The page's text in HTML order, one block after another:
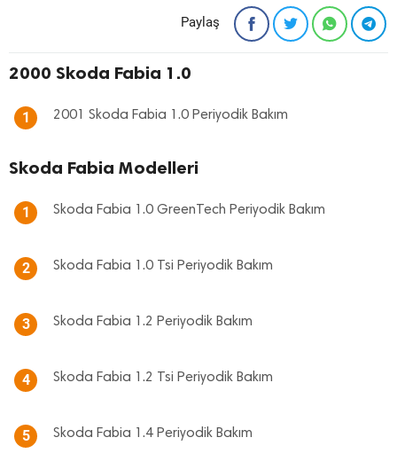
Paylaş
2000 Skoda Fabia 1.0
1 2001 Skoda Fabia 1.0 Periyodik Bakım
Skoda Fabia Modelleri
1 Skoda Fabia 1.0 GreenTech Periyodik Bakım
2 Skoda Fabia 1.0 Tsi Periyodik Bakım
3 Skoda Fabia 1.2 Periyodik Bakım
4 Skoda Fabia 1.2 Tsi Periyodik Bakım
5 Skoda Fabia 1.4 Periyodik Bakım